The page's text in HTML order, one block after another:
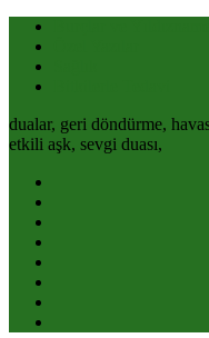
dualar, geri döndürme,
etkili aşk, sevgi duası,